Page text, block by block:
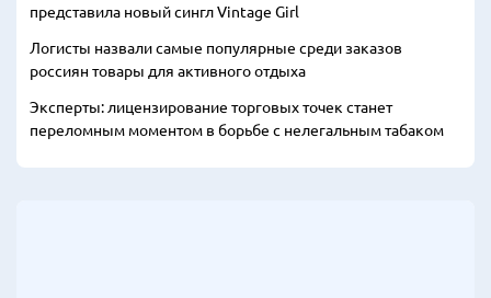
представила новый сингл Vintage Girl
Логисты назвали самые популярные среди заказов
россиян товары для активного отдыха
Эксперты: лицензирование торговых точек станет
переломным моментом в борьбе с нелегальным табаком